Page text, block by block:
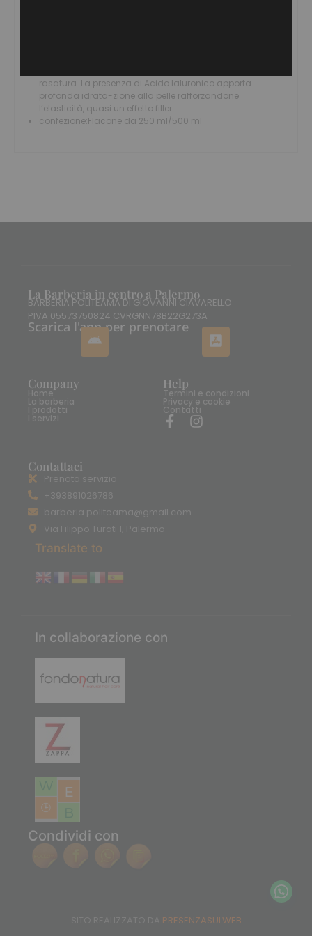
rasatura. La presenza di Acido Ialuronico apporta
profonda idrata-zione alla pelle rafforzandone
l’elasticità, quasi un effetto filler.
confezione: Flacone da 250 ml/500 ml
La Barberia in centro a Palermo
BARBERIA POLITEAMA DI GIOVANNI CIAVARELLO
PIVA 05573750824 CVRGNN78B22G273A
Scarica l'app per prenotare
Company
Home
La barberia
I prodotti
I servizi
Help
Termini e condizioni
Privacy e cookie
Contatti
Contattaci
Prenota servizio
+393891026786
barberia.politeama@gmail.com
Via Filippo Turati 1, Palermo
Translate to
In collaborazione con
Condividi con
PRESENZASULWEB